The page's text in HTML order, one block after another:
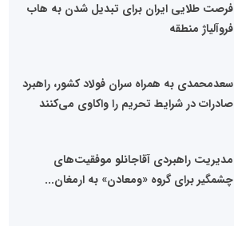
فرصت طلایی ایران برای تبدیل شدن به هاب
فروآلیاژ منطقه
سعدمحمدی به همراه سران فولاد کشور، راهبرد
صادرات در شرایط تحریم را واکاوی می‌کنند
مدیریت راهبردی آقاجانلو موفقیت‌های
چشمگیر برای گروه «ومعادن» به ارمغان...